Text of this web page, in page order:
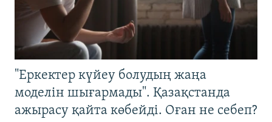
"Еркектер күйеу болудың жаңа
моделін шығармады". Қазақстанда
ажырасу қайта көбейді. Оған не себеп?